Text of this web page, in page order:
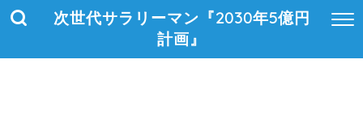
次世代サラリーマン『2030年5億円
計画』